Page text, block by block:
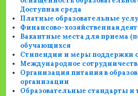
Доступная среда
Платные образовательные
Финансово-хозяйственная
Вакантные места для приема
обучающихся
Стипендии и меры поддержки
Международное
Организация питания в
организации
Образовательные стандарты и